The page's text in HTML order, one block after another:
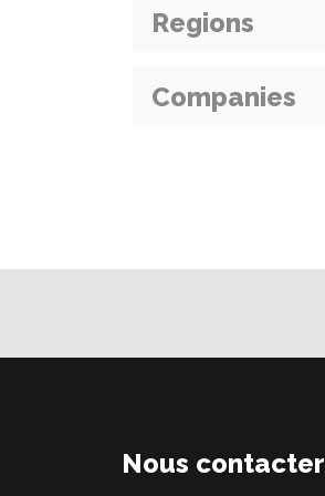
Regions
Companies
Nous contacter